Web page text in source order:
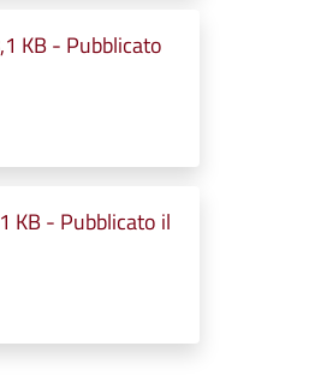
KB - Pubblicato
KB - Pubblicato il